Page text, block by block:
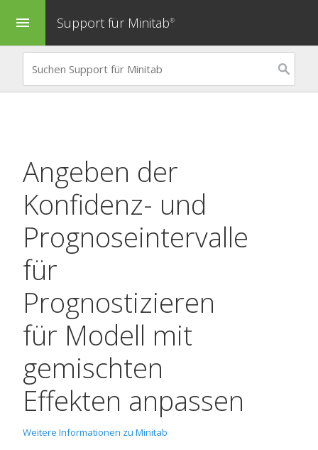
menu Support für Minitab®
Angeben der
Konfidenz- und
Prognoseintervalle
für
Prognostizieren
für Modell mit
gemischten
Effekten anpassen
Weitere Informationen zu Minitab